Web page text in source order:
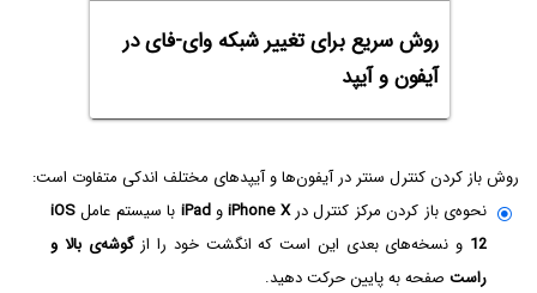
روش سریع برای تغییر شبکه وای-فای در
آیفون و آیپد
روش باز کردن کنترل سنتر در آیفون‌ها و آیپدهای مختلف اندکی متفاوت است:
نحوه‌ی باز کردن مرکز کنترل درiPhone XوiPad با سیستم عاملiOS
12 و نسخه‌های بعدی این است که انگشت خود را ازگوشه‌ی بالا و
راست صفحه به پایین حرکت دهید.